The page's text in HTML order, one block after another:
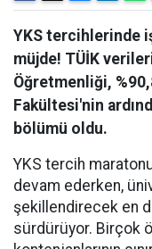
YKS tercihlerinde
müjde! TÜİK
Öğretmenliği,
Fakültesi'nin
bölümü oldu.
YKS tercih
devam ederken,
şekillendirecek en
sürdürüyor. Birçok